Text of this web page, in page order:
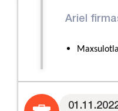
Ariel